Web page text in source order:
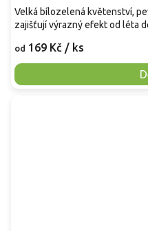
od 169 Kč / ks
Velká bílozelená květenství,
zajišťují výrazný efekt od léta